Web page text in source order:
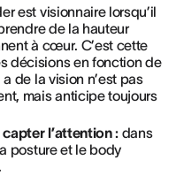
est visionnaire lorsqu’il
de la hauteur
à cœur. C’est cette
décisions en fonction de
de la vision n’est pas
mais anticipe toujours
l’attention : dans
posture et le body